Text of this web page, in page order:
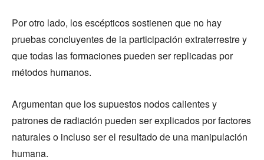
Por otro lado, los escépticos sostienen que no hay
pruebas concluyentes de la participación extraterrestre y
que todas las formaciones pueden ser replicadas por
métodos humanos.
Argumentan que los supuestos nodos calientes y
patrones de radiación pueden ser explicados por factores
naturales o incluso ser el resultado de una manipulación
humana.